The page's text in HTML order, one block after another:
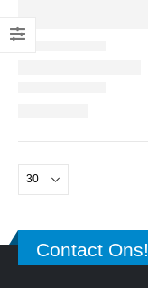
Contact Ons!